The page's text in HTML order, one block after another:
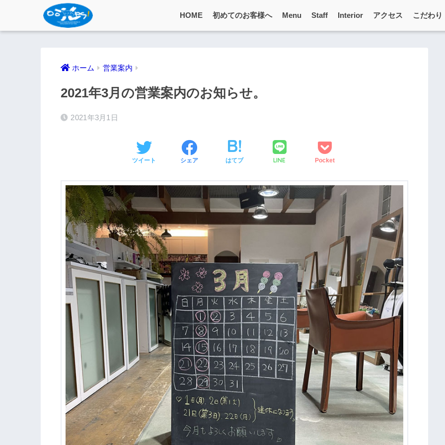
HOME 初めてのお客様へ Menu Staff Interior アクセス こだわり
ホーム 営業案内
2021年3月の営業案内のお知らせ。
2021年3月1日
ツイート シェア はてブ LINE Pocket